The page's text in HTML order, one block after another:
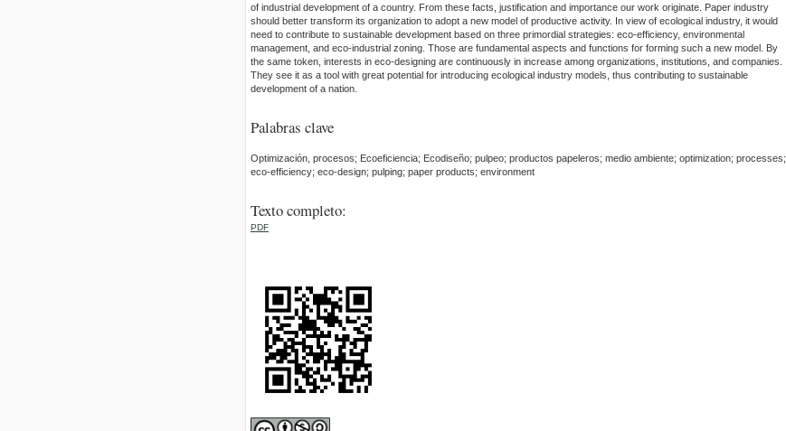
of industrial development of a country. From these facts, justification and importance our work originate. Paper industry
should better transform its organization to adopt a new model of productive activity. In view of ecological industry, it would
need to contribute to sustainable development based on three primordial strategies: eco-efficiency, environmental
management, and eco-industrial zoning. Those are fundamental aspects and functions for forming such a new model. By
the same token, interests in eco-designing are continuously in increase among organizations, institutions, and companies.
They see it as a tool with great potential for introducing ecological industry models, thus contributing to sustainable
development of a nation.
Palabras clave
Optimización, procesos; Ecoeficiencia; Ecodiseño; pulpeo; productos papeleros; medio ambiente; optimization; processes;
eco-efficiency; eco-design; pulping; paper products; environment
Texto completo:
PDF